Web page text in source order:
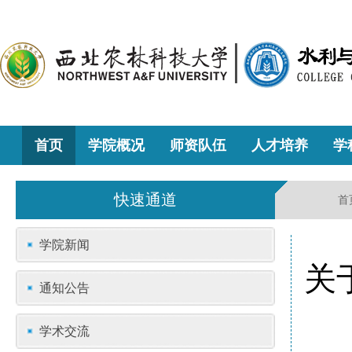
首页 学院概况 师资队伍 人才培养 学
快速通道 首
学院新闻
通知公告
学术交流
关